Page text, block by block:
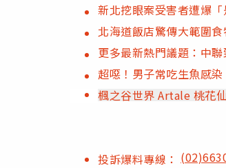
新北挖眼案受害者遭爆
北海道飯店驚傳大範圍
更多最新熱門議題：中
超噁！男子常吃生魚感
楓之谷世界 Artale 桃花
投訴爆料專線：